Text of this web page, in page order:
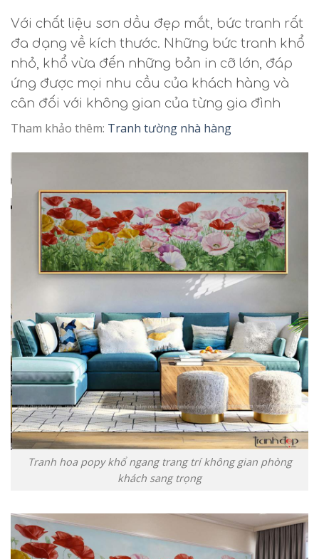
Với chất liệu sơn dầu đẹp mắt, bức tranh rất
đa dạng về kích thước. Những bức tranh khổ
nhỏ, khổ vừa đến những bản in cỡ lớn, đáp
ứng được mọi nhu cầu của khách hàng và
cân đối với không gian của từng gia đình
Tham khảo thêm: Tranh tường nhà hàng
Tranh hoa popy khổ ngang trang trí không gian phòng
khách sang trọng